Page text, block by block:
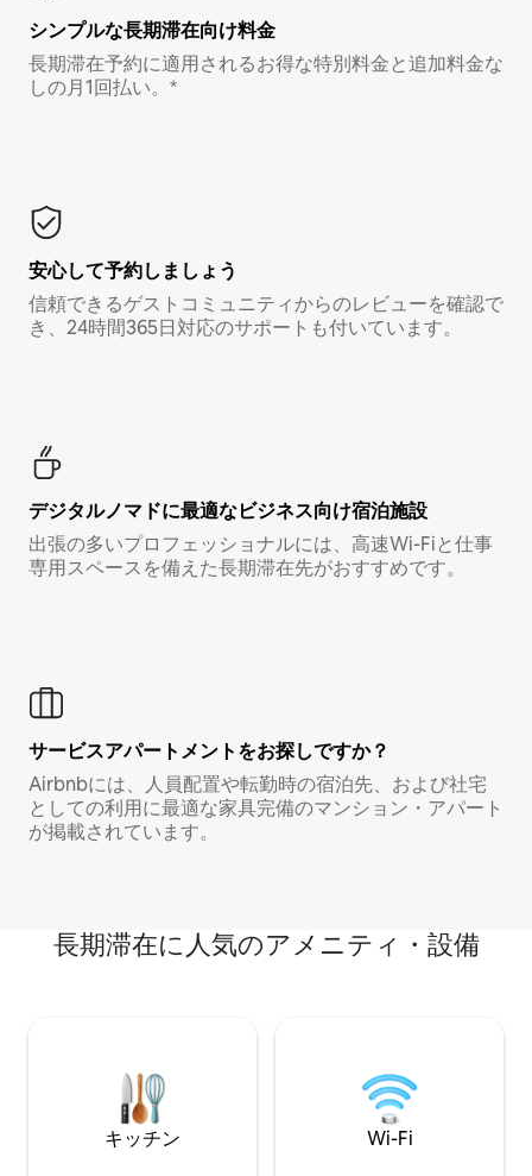
シンプルな長期滞在向け料金
長期滞在予約に適用されるお得な特別料金と追加料金な
しの月1回払い。*
安心して予約しましょう
信頼できるゲストコミュニティからのレビューを確認で
き、24時間365日対応のサポートも付いています。
デジタルノマド⁠に最⁠適⁠なビ⁠ジ⁠ネ⁠ス⁠向⁠け宿⁠泊⁠施⁠設
出張の多いプロフェッショナルには、高速Wi-Fiと仕事
専用スペースを備えた長期滞在先がおすすめです。
サービスアパートメントをお探しですか？
Airbnbには、人員配置や転勤時の宿泊先、および社宅
としての利用に最適な家具完備のマンション・アパート
が掲載されています。
長期滞在に人気のアメニティ・設備
キッチン Wi-Fi